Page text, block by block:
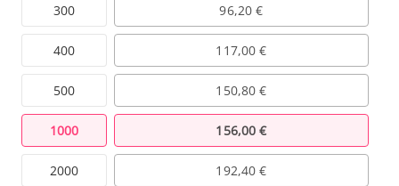
300
400
500
1000
2000
96,20 €
117,00 €
150,80 €
156,00 €
192,40 €